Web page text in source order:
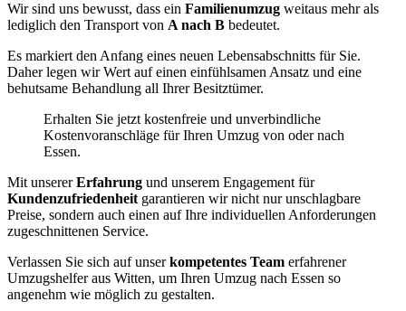
Wir sind uns bewusst, dass ein Familienumzug weitaus mehr als
lediglich den Transport von A nach B bedeutet.
Es markiert den Anfang eines neuen Lebensabschnitts für Sie.
Daher legen wir Wert auf einen einfühlsamen Ansatz und eine
behutsame Behandlung all Ihrer Besitztümer.
Erhalten Sie jetzt kostenfreie und unverbindliche
Kostenvoranschläge für Ihren Umzug von oder nach
Essen.
Mit unsererErfahrung und unserem Engagement für
Kundenzufriedenheit garantieren wir nicht nur unschlagbare
Preise, sondern auch einen auf Ihre individuellen Anforderungen
zugeschnittenen Service.
Verlassen Sie sich auf unserkompetentes Team erfahrener
Umzugshelfer aus Witten, um Ihren Umzug nach Essen so
angenehm wie möglich zu gestalten.